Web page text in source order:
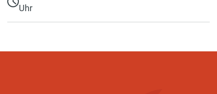
Uhr